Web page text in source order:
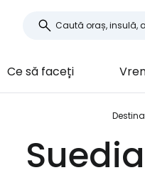
Ce să faceți